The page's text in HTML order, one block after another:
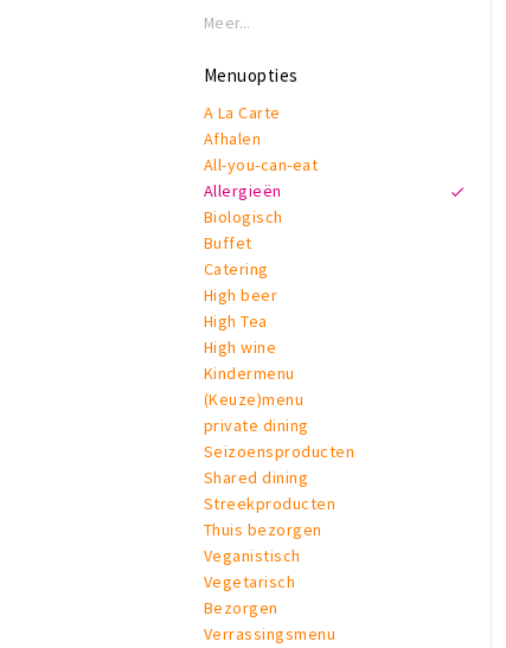
Meer...
Menuopties
A La Carte
Afhalen
All-you-can-eat
Allergieën
Biologisch
Buffet
Catering
High beer
High Tea
High wine
Kindermenu
(Keuze)menu
private dining
Seizoensproducten
Shared dining
Streekproducten
Thuis bezorgen
Veganistisch
Vegetarisch
Bezorgen
Verrassingsmenu